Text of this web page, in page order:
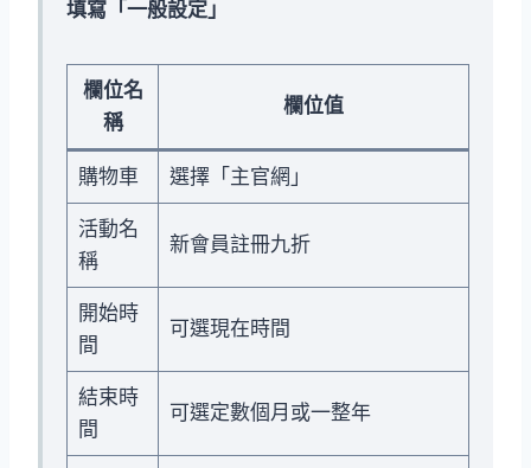
填寫「一般設定」
欄位名
稱
欄位值
購物車 選擇「主官網」
活動名
稱
新會員註冊九折
開始時
間
可選現在時間
結束時
間
可選定數個月或一整年